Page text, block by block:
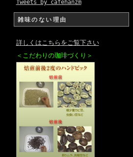
Tweets by cafehanzm
雑味のない理由
詳しくはこちらをご覧下さい
＜こだわりの珈琲づくり＞